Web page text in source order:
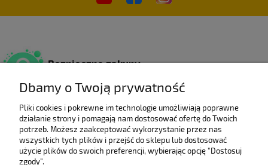
Bezpieczne zakupy
Wieloletni laureat
rankingu e-Gazele Biznesu.
Dbamy o Twoją prywatność
Pliki cookies i pokrewne im technologie umożliwiają poprawne
działanie strony i pomagają nam dostosować ofertę do Twoich
potrzeb. Możesz zaakceptować wykorzystanie przez nas
wszystkich tych plików i przejść do sklepu lub dostosować
użycie plików do swoich preferencji, wybierając opcję "Dostosuj
zgody".